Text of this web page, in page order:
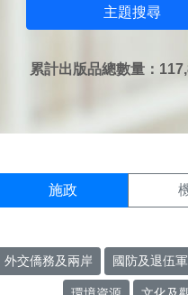
主題搜尋
累計出版品總數量：
施政
外交僑務及兩岸 國防及退伍